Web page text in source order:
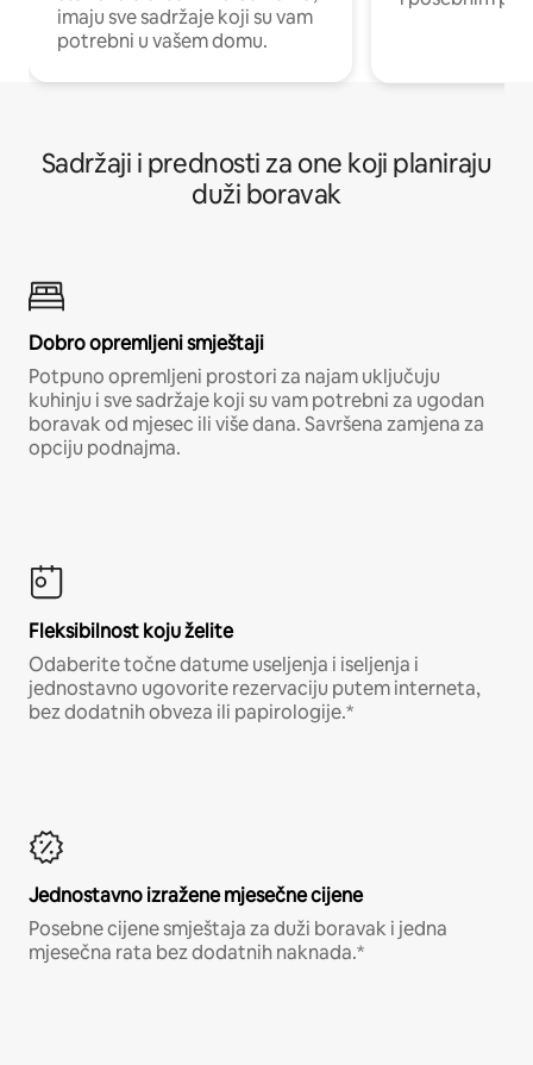
imaju sve sadržaje koji su vam
potrebni u vašem domu.
Sadržaji i prednosti za one koji planiraju
duži boravak
Dobro opremljeni smještaji
Potpuno opremljeni prostori za najam uključuju
kuhinju i sve sadržaje koji su vam potrebni za ugodan
boravak od mjesec ili više dana. Savršena zamjena za
opciju podnajma.
Fleksibilnost koju želite
Odaberite točne datume useljenja i iseljenja i
jednostavno ugovorite rezervaciju putem interneta,
bez dodatnih obveza ili papirologije.*
Jednostavno izražene mjesečne cijene
Posebne cijene smještaja za duži boravak i jedna
mjesečna rata bez dodatnih naknada.*